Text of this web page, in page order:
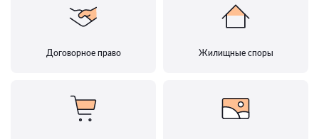
Договорное право Жилищные споры